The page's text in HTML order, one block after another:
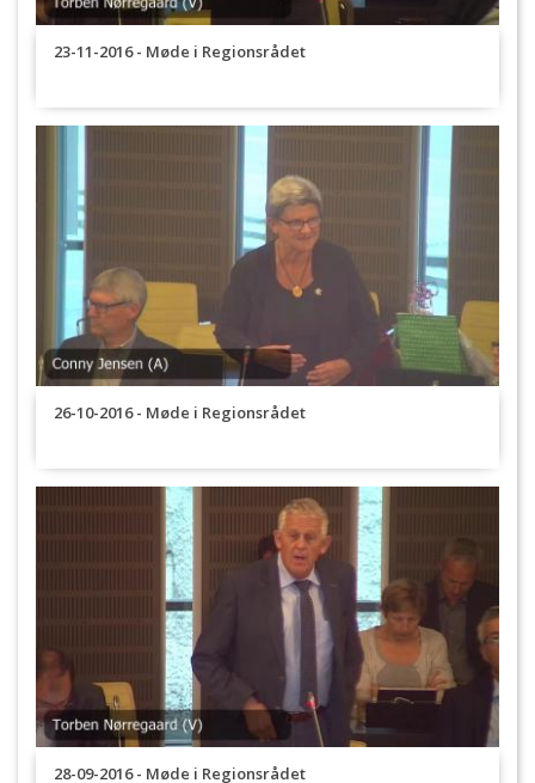
23-11-2016 - Møde i Regionsrådet
26-10-2016 - Møde i Regionsrådet
28-09-2016 - Møde i Regionsrådet